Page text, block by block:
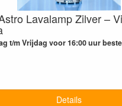
Lavalamp Zilver –
t/m Vrijdag voor 16:00 uur
Details